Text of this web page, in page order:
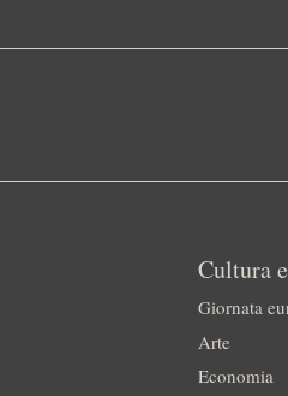
Cultura
Giornata
Arte
Economia